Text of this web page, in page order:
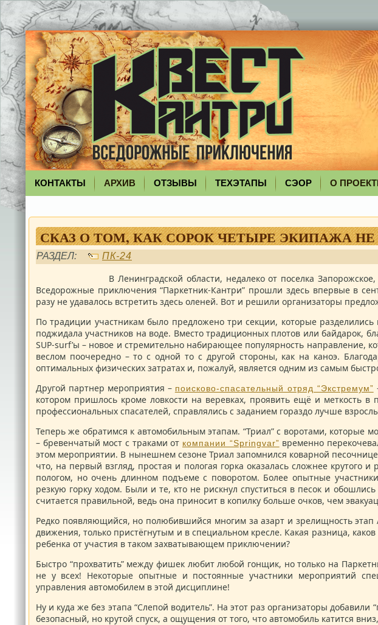
КОНТАКТЫ АРХИВ ОТЗЫВЫ ТЕХЭТАПЫ СЭОР О
СКАЗ О ТОМ, КАК СОРОК ЧЕТЫРЕ ЭКИПАЖА
РАЗДЕЛ: ПК-24
В Ленинградской области, недалеко от поселка Запорожское,
Вседорожные приключения “Паркетник-Кантри” прошли здесь впервые в
разу не удавалось встретить здесь оленей. Вот и решили организаторы
По традиции участникам было предложено три секции, которые
поджидала участников на воде. Вместо традиционных плотов или байдарок,
SUP-surf’ы – новое и стремительно набирающее популярность направление,
веслом поочередно – то с одной то с другой стороны, как на каноэ.
оптимальных физических затратах и, пожалуй, является одним из самым
Другой партнер мероприятия – поисково-спасательный отряд “Экстремум”
котором пришлось кроме ловкости на веревках, проявить ещё и
профессиональных спасателей, справлялись с заданием гораздо лучше
Теперь же обратимся к автомобильным этапам. “Триал” с воротами,
– бревенчатый мост с траками от компании “Springvar” временно
этом мероприятии. В нынешнем сезоне Триал запомнился коварной
что, на первый взгляд, простая и пологая горка оказалась сложнее крутого
пологом, но очень длинном подъеме с поворотом. Более опытные
резкую горку ходом. Были и те, кто не рискнул спуститься в песок и
считается правильной, ведь она приносит в копилку больше очков, чем
Редко появляющийся, но полюбившийся многим за азарт и зрелищность этап
движения, только пристёгнутым и в специальном кресле. Какая разница,
ребенка от участия в таком захватывающем приключении?
Быстро “прохватить” между фишек любит любой гонщик, но только на
не у всех! Некоторые опытные и постоянные участники мероприятий
управления автомобилем в этой дисциплине!
Ну и куда же без этапа “Слепой водитель”. На этот раз организаторы
безопасный, но крутой спуск, а ощущения от того, что автомобиль катится